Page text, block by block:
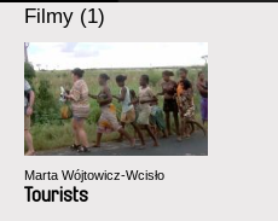
Filmy (1)
Marta Wójtowicz-Wcisło
Tourists